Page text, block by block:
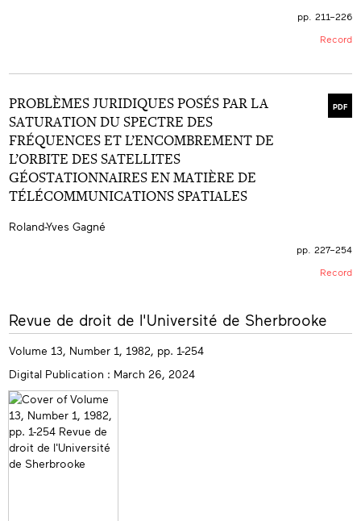
l’inviolabilité et aux soins prénataux; mais que le fœtus
de ne pas naître vivant et viable.
pp. 211–226
Record
PDF
PROBLÈMES JURIDIQUES POSÉS PAR LA
SATURATION DU SPECTRE DES
FRÉQUENCES ET L’ENCOMBREMENT DE
L’ORBITE DES SATELLITES
GÉOSTATIONNAIRES EN MATIÈRE DE
TÉLÉCOMMUNICATIONS SPATIALES
Roland-Yves Gagné
pp. 227–254
Record
More
info
Revue de droit de l'Université de Sherbrooke
Volume 13, Number 1, 1982, pp. 1-254
Digital Publication : March 26, 2024